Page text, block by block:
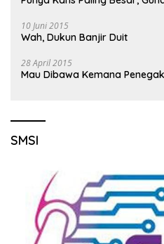
10 Juni 2015
Wah, Dukun Banjir Duit
28 April 2015
Mau Dibawa Kemana
SMSI